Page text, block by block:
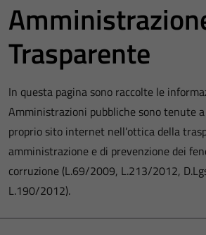
Trasparente
In questa pagina sono raccolte le
Amministrazioni pubbliche sono tenute
proprio sito internet nell’ottica della
amministrazione e di prevenzione dei
corruzione (L.69/2009, L.213/2012,
L.190/2012).